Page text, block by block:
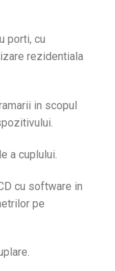
porti, cu
rezidentiala
in scopul
a cuplului.
cu software in
pe